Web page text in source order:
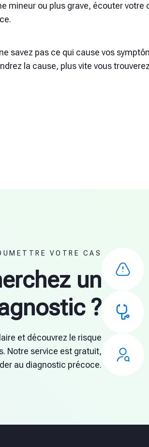
mineur ou plus grave, écouter
savez pas ce qui cause vos
la cause, plus vite vous
VOTRE CAS
un
?
et découvrez le risque
Notre service est gratuit,
au diagnostic précoce.